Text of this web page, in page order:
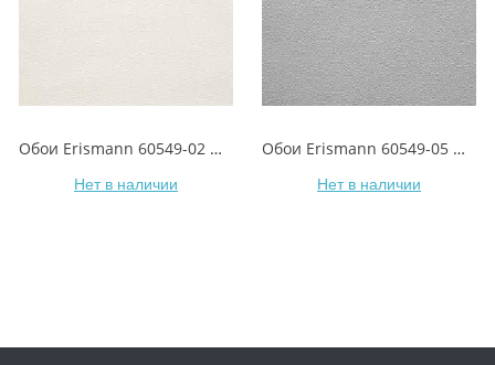
Обои Erismann 60549-02 Monaco/Монако
Нет в наличии
Обои Erismann 60549-05 Monaco/Монако
Нет в наличии